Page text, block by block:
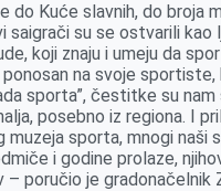
do Kuće slavnih, do broja
saigrači su se ostvarili
koji znaju i umeju da
na svoje sportiste,
sporta”, čestitke su
posebno iz regiona. I
muzeja sporta, mnogi
i godine prolaze,
poručio je gradonačelnik